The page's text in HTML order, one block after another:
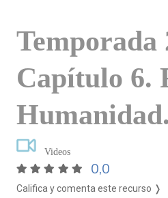
Temporada
Capítulo 6.
Humanidad.
Videos
0,0
Califica y comenta este recurso ❭